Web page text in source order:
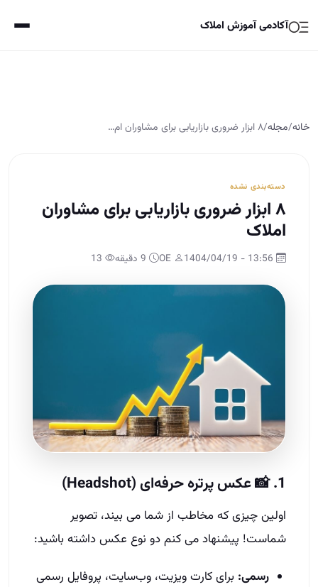
آکادمی آموزش املاک
خانه/مجله/۸ ابزار ضروری بازاریابی برای مشاوران ام…
دسته‌بندی نشده
۸ ابزار ضروری بازاریابی برای مشاوران
املاک
1. 📸 عکس پرتره حرفه‌ای (Headshot)
اولین چیزی که مخاطب از شما می‌ بیند، تصویر
شماست! پیشنهاد می‌ کنم دو نوع عکس داشته باشید:
رسمی: برای کارت ویزیت، وب‌سایت، پروفایل رسمی